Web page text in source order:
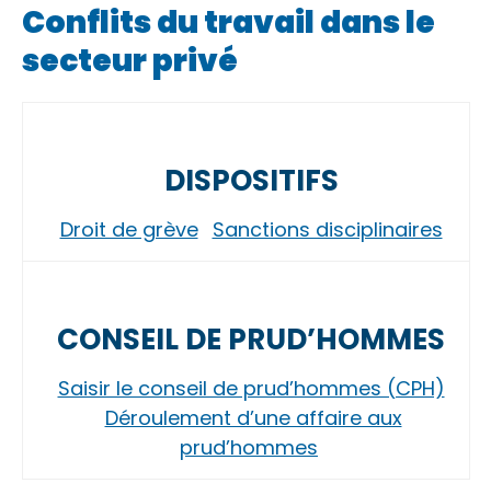
Conflits du travail dans le
secteur privé
DISPOSITIFS
Droit de grève Sanctions disciplinaires
CONSEIL DE PRUD’HOMMES
Saisir le conseil de prud’hommes (CPH)
Déroulement d’une affaire aux
prud’hommes